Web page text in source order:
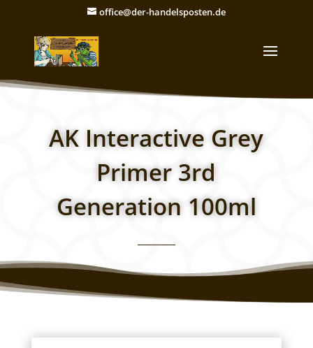
office@der-handelsposten.de
AK Interactive Grey
Primer 3rd
Generation 100ml